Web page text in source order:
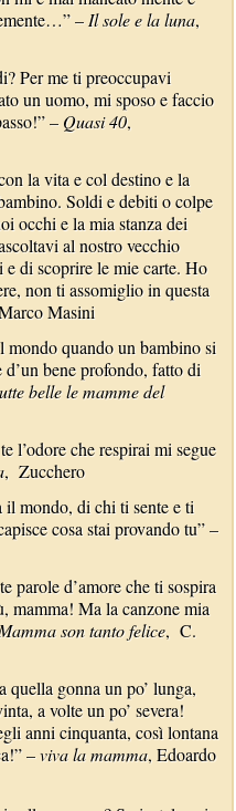
–Il sole e la luna,
Per me ti preoccupavi
un uomo, mi sposo e faccio
–Quasi 40,
la vita e col destino e la
Soldi e debiti o colpe
occhi e la mia stanza dei
al nostro vecchio
di scoprire le mie carte. Ho
non ti assomiglio in questa
Masini
mondo quando un bambino si
bene profondo, fatto di
belle le mamme del
l’odore che respirai mi segue
, Zucchero
il mondo, di chi ti sente e ti
cosa stai provando tu” –
parole d’amore che ti sospira
mamma! Ma la canzone mia
Mamma son tanto felice, C.
quella gonna un po’ lunga,
a volte un po’ severa!
anni cinquanta, così lontana
–viva la mamma, Edoardo